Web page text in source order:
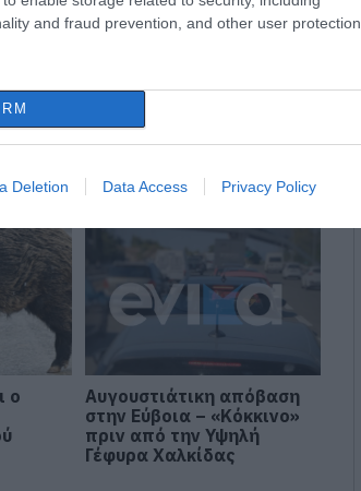
and fraud prevention, and other user protection.
Deletion Data Access Privacy Policy
ο
Αυγουστιάτικη απόβαση
στην Εύβοια – «Κόκκινο»
πριν από την Υψηλή
Γέφυρα Χαλκίδας